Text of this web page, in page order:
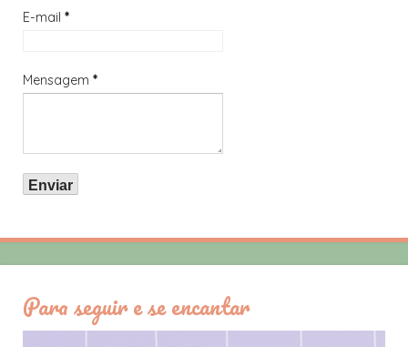
E-mail *
Mensagem *
Para seguir e se encantar